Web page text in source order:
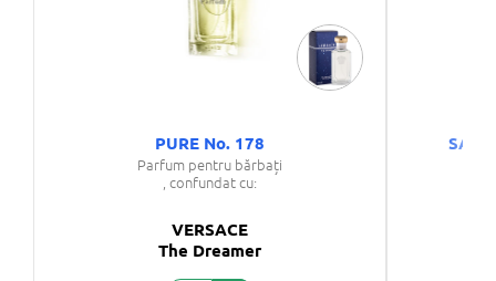
PURE No. 178
Parfum pentru bărbați
, confundat cu:
VERSACE
The Dreamer